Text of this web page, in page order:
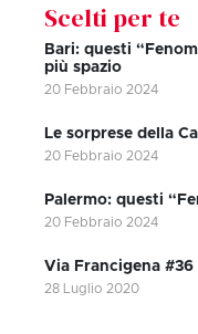
Scelti per te
Bari: questi
più spazio
20 Febbraio 2024
Le sorprese della
20 Febbraio 2024
Palermo: questi
20 Febbraio 2024
Via Francigena #36
28 Luglio 2020